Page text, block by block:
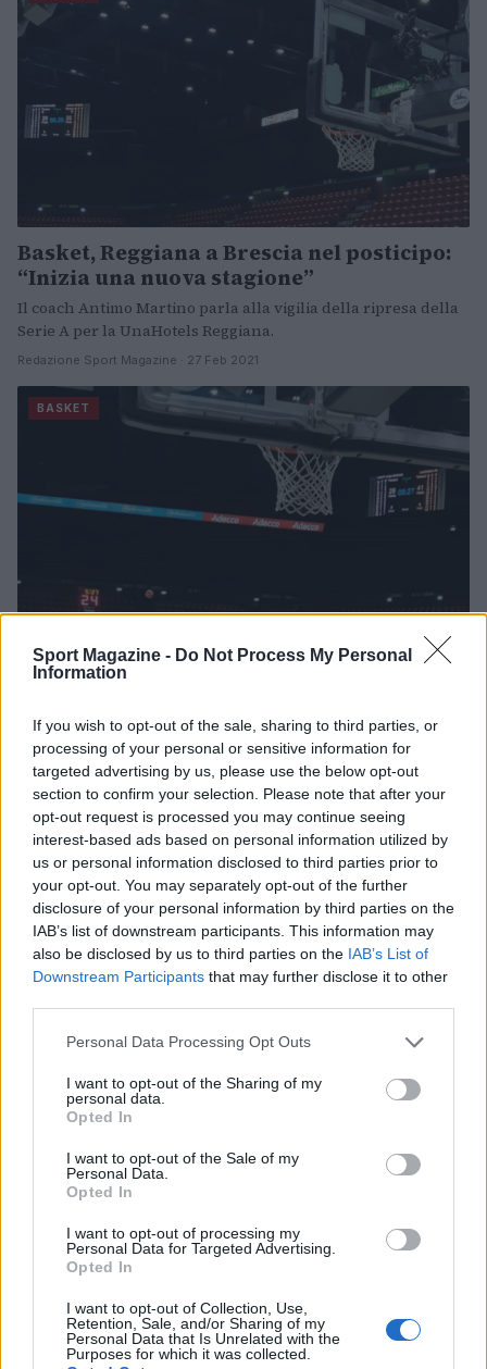
Sport Magazine - Do Not Process My Personal
Information
If you wish to opt-out of the sale, sharing to third parties, or
processing of your personal or sensitive information for
targeted advertising by us, please use the below opt-out
section to confirm your selection. Please note that after your
opt-out request is processed you may continue seeing
interest-based ads based on personal information utilized by
us or personal information disclosed to third parties prior to
your opt-out. You may separately opt-out of the further
disclosure of your personal information by third parties on the
IAB’s list of downstream participants. This information may
also be disclosed by us to third parties on the IAB’s List of
Downstream Participants that may further disclose it to other
Please note that this website/app uses one or more Google
not limited to your visit or usage behaviour. You may click to
grant or deny consent to Google and its third-party tags to
use your data for below specified purposes in below Google
consent section.
Personal Data Processing Opt Outs
I want to opt-out of the Sharing of my
personal data.
Opted In
I want to opt-out of the Sale of my
Personal Data.
Opted In
I want to opt-out of processing my
Personal Data for Targeted Advertising.
Opted In
I want to opt-out of Collection, Use,
Retention, Sale, and/or Sharing of my
Personal Data that Is Unrelated with the
Purposes for which it was collected.
Basket, Reggiana a Brescia nel posticipo:
“Inizia una nuova stagione”
Il coach Antimo Martino parla alla vigilia della ripresa della
Serie A per la UnaHotels Reggiana.
Redazione Sport Magazine · 27 Feb 2021
BASKET
LeBron James, dura risposta alle critiche
E' botta e risposta fra i due campioni: il fenomeno del basket
mondiale rimanda al mittente le critiche su sport e politica.
Redazione Sport Magazine · 27 Feb 2021
BASKET
Chi è Pau Gasol, il cestista spagnolo più
forte di sempre
"Certi amori non finiscono mai, fanno dei giri immensi e poi
ritornano", Pau Gasol torna al Barcellona dopo aver scritto la
storia…
Redazione Sportmagazine · 26 Feb 2021
BASKET